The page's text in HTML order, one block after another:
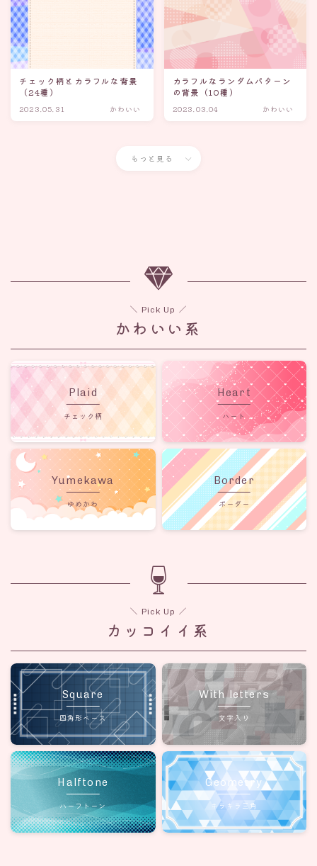
チェック柄とカラフルな背景
（24種）
2023.05.31 かわいい
カラフルなランダムパターン
の背景（10種）
2023.03.04 かわいい
もっと見る
＼ Pick Up ／
かわいい系
チェック柄
Plaid
ハート
Heart
ゆめかわ
Yumekawa
ボーダー
Border
＼ Pick Up ／
カッコイイ系
四角形ベース
Square
文字入り
With letters
ハーフトーン
Halftone
キラキラ三角
Geometry